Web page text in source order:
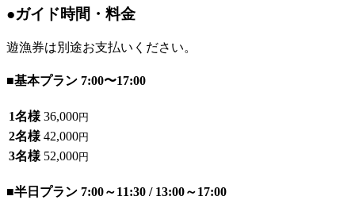
●ガイド時間・料金
遊漁券は別途お支払いください。
■基本プラン 7:00〜17:00
1名様 36,000円
2名様 42,000円
3名様 52,000円
■半日プラン 7:00～11:30 / 13:00～17:00